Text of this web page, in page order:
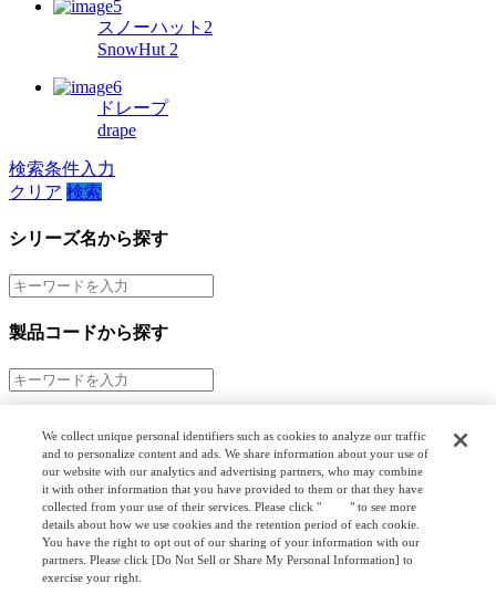
スノーハット2
SnowHut 2
ドレープ
drape
検索条件入力
クリア 検索
シリーズ名から探す
製品コードから探す
階層検索
オプション検索
We collect unique personal identifiers such as cookies to analyze our traffic
and to personalize content and ads. We share information about your use of
our website with our analytics and advertising partners, who may combine
it with other information that you have provided to them or that they have
collected from your use of their services. Please click "
here" to see more
details about how we use cookies and the retention period of each cookie.
You have the right to opt out of our sharing of your information with our
partners. Please click [Do Not Sell or Share My Personal Information] to
exercise your right.